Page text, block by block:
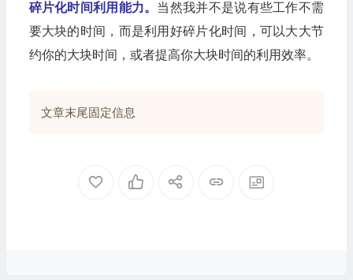
碎片化时间利用能力。 当然我并不是说有些工作不需
要大块的时间，而是利用好碎片化时间，可以大大节
约你的大块时间，或者提高你大块时间的利用效率。
文章末尾固定信息